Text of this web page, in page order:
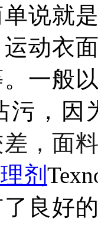
说就
动衣
一般
污，因
， 面
剂 T
良好